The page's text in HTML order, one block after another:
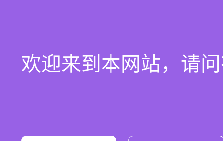
欢迎来到本网站，请